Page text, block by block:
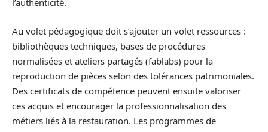
l’authenticité.
Au volet pédagogique doit s’ajouter un volet ressources :
bibliothèques techniques, bases de procédures
normalisées et ateliers partagés (fablabs) pour la
reproduction de pièces selon des tolérances patrimoniales.
Des certificats de compétence peuvent ensuite valoriser
ces acquis et encourager la professionnalisation des
métiers liés à la restauration. Les programmes de